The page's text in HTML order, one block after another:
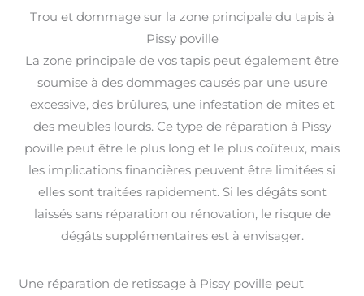
Trou et dommage sur la zone principale du tapis à
Pissy poville
La zone principale de vos tapis peut également être
soumise à des dommages causés par une usure
excessive, des brûlures, une infestation de mites et
des meubles lourds. Ce type de réparation à Pissy
poville peut être le plus long et le plus coûteux, mais
les implications financières peuvent être limitées si
elles sont traitées rapidement. Si les dégâts sont
laissés sans réparation ou rénovation, le risque de
dégâts supplémentaires est à envisager.
Une réparation de retissage à Pissy poville peut